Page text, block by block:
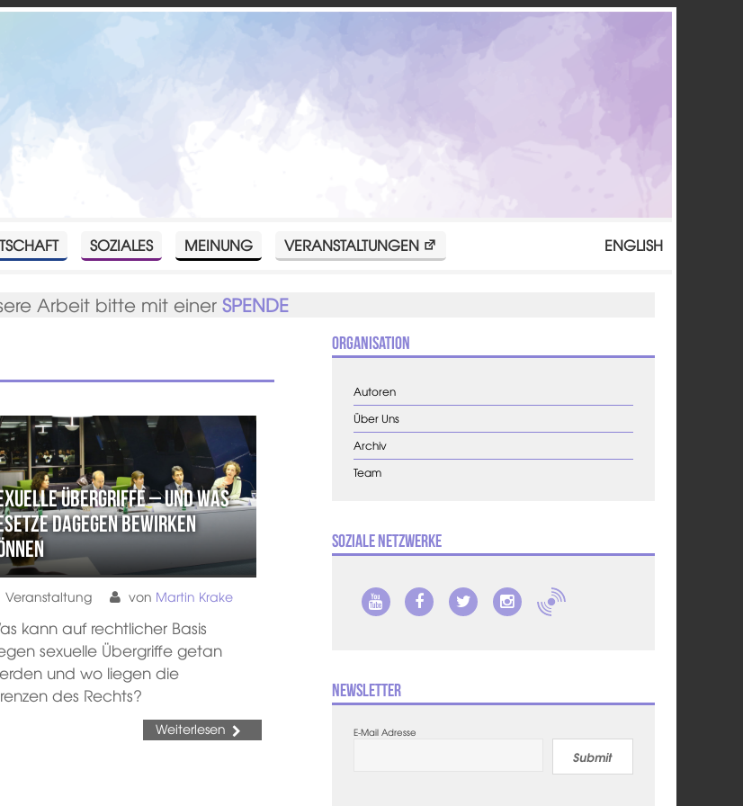
SOZIALES MEINUNG VERANSTALTUNGEN ENGLISH
Arbeit bitte mit einerSPENDE
Übergriffe – und was
dagegen bewirken
Veranstaltung von Martin Krake
kann auf rechtlicher Basis
sexuelle Übergriffe getan
und wo liegen die
des Rechts?
Weiterlesen
Organisation
Autoren
Über Uns
Archiv
Team
Soziale Netzwerke
Newsletter
E-Mail Adresse
Submit